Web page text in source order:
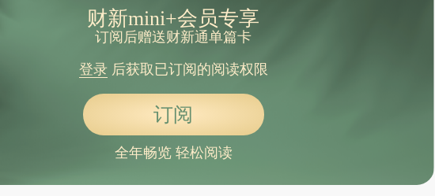
财新mini+会员专享
订阅后赠送财新通单篇卡
登录后获取已订阅的阅读权限
订阅
全年畅览 轻松阅读